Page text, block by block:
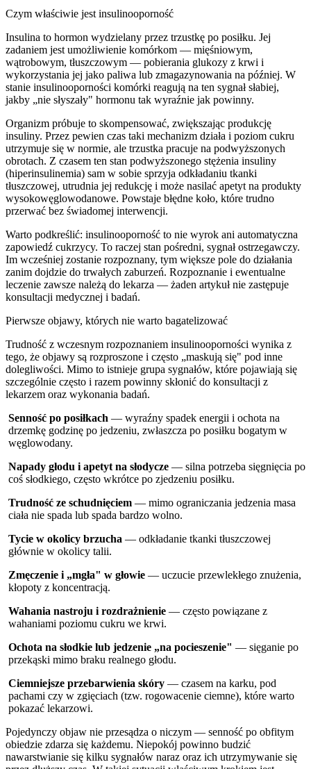
Czym właściwie jest insulinooporność
Insulina to hormon wydzielany przez trzustkę po posiłku. Jej
zadaniem jest umożliwienie komórkom — mięśniowym,
wątrobowym, tłuszczowym — pobierania glukozy z krwi i
wykorzystania jej jako paliwa lub zmagazynowania na później. W
stanie insulinooporności komórki reagują na ten sygnał słabiej,
jakby „nie słyszały" hormonu tak wyraźnie jak powinny.
Organizm próbuje to skompensować, zwiększając produkcję
insuliny. Przez pewien czas taki mechanizm działa i poziom cukru
utrzymuje się w normie, ale trzustka pracuje na podwyższonych
obrotach. Z czasem ten stan podwyższonego stężenia insuliny
(hiperinsulinemia) sam w sobie sprzyja odkładaniu tkanki
tłuszczowej, utrudnia jej redukcję i może nasilać apetyt na produkty
wysokowęglowodanowe. Powstaje błędne koło, które trudno
przerwać bez świadomej interwencji.
Warto podkreślić: insulinooporność to nie wyrok ani automatyczna
zapowiedź cukrzycy. To raczej stan pośredni, sygnał ostrzegawczy.
Im wcześniej zostanie rozpoznany, tym większe pole do działania
zanim dojdzie do trwałych zaburzeń. Rozpoznanie i ewentualne
leczenie zawsze należą do lekarza — żaden artykuł nie zastępuje
konsultacji medycznej i badań.
Pierwsze objawy, których nie warto bagatelizować
Trudność z wczesnym rozpoznaniem insulinooporności wynika z
tego, że objawy są rozproszone i często „maskują się" pod inne
dolegliwości. Mimo to istnieje grupa sygnałów, które pojawiają się
szczególnie często i razem powinny skłonić do konsultacji z
lekarzem oraz wykonania badań.
Senność po posiłkach — wyraźny spadek energii i ochota na
drzemkę godzinę po jedzeniu, zwłaszcza po posiłku bogatym w
węglowodany.
Napady głodu i apetyt na słodycze — silna potrzeba sięgnięcia po
coś słodkiego, często wkrótce po zjedzeniu posiłku.
Trudność ze schudnięciem — mimo ograniczania jedzenia masa
ciała nie spada lub spada bardzo wolno.
Tycie w okolicy brzucha — odkładanie tkanki tłuszczowej
głównie w okolicy talii.
Zmęczenie i „mgła" w głowie — uczucie przewlekłego znużenia,
kłopoty z koncentracją.
Wahania nastroju i rozdrażnienie — często powiązane z
wahaniami poziomu cukru we krwi.
Ochota na słodkie lub jedzenie „na pocieszenie" — sięganie po
przekąski mimo braku realnego głodu.
Ciemniejsze przebarwienia skóry — czasem na karku, pod
pachami czy w zgięciach (tzw. rogowacenie ciemne), które warto
pokazać lekarzowi.
Pojedynczy objaw nie przesądza o niczym — senność po obfitym
obiedzie zdarza się każdemu. Niepokój powinno budzić
nawarstwianie się kilku sygnałów naraz oraz ich utrzymywanie się